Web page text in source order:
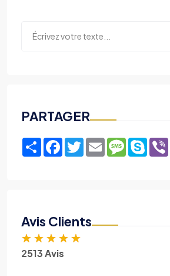
PARTAGER
ShareFacebook
TwitterEmailMessage
Skype
Avis Clients
★ ★ ★ ★ ★
2513 Avis